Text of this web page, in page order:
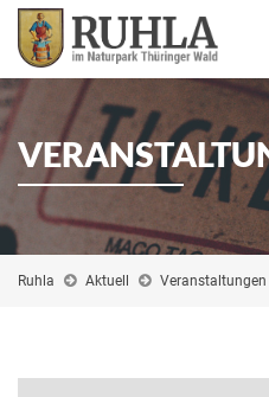
Ruhla Aktuell Veranstaltungen